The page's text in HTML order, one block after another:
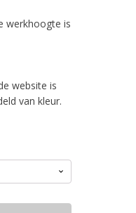
werkhoogte is
website is
van kleur.